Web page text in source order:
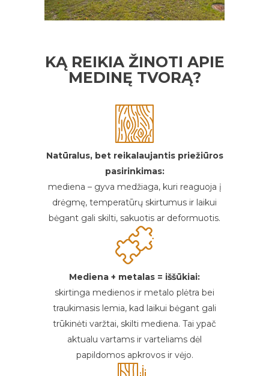
KĄ REIKIA ŽINOTI APIE
MEDINĘ TVORĄ?
Natūralus, bet reikalaujantis priežiūros
pasirinkimas:
mediena – gyva medžiaga, kuri reaguoja į
drėgmę, temperatūrų skirtumus ir laikui
bėgant gali skilti, sakuotis ar deformuotis.
Mediena + metalas = iššūkiai:
skirtinga medienos ir metalo plėtra bei
traukimasis lemia, kad laikui bėgant gali
trūkinėti varžtai, skilti mediena. Tai ypač
aktualu vartams ir varteliams dėl
papildomos apkrovos ir vėjo.